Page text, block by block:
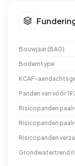
Bouwjaar (BAG)
Bodemtype
KCAF-
Panden van vóór
Risicopanden
Risicopanden
Risicopanden
Grondwatertrend